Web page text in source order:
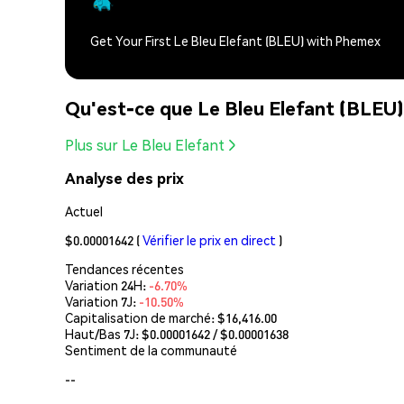
Get Your First Le Bleu Elefant (BLEU) with Phemex
Qu'est-ce que Le Bleu Elefant
Plus sur Le Bleu Elefant
Analyse des prix
Actuel
$0.00001642 (Vérifier le prix en direct )
Tendances récentes
Variation 24H: -6.70%
Variation 7J: -10.50%
Capitalisation de marché:$16,416.00
Haut/Bas 7J: $0.00001642/ $0.00001638
Sentiment de la communauté
--